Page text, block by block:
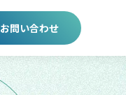
お問い合わせ